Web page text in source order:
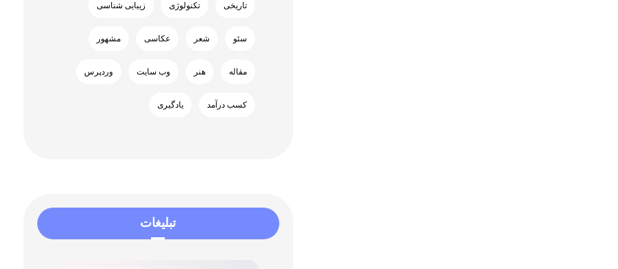
تاریخی تکنولوژی زیبایی شناسی
سئو شعر عکاسی مشهور
مقاله هنر وب سایت وردپرس
کسب درآمد یادگیری
تبلیغات